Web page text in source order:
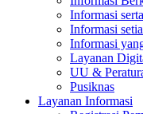
Informasi
Informasi
Informasi
Layanan
UU &
Pusiknas
Layanan Informasi